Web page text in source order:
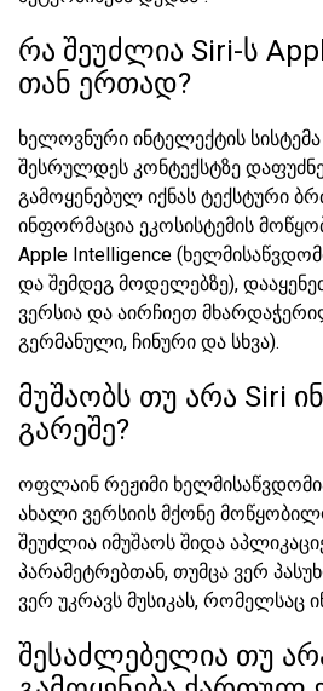
რა შეუძლია Siri-ს
თან ერთად?
ხელოვნური ინტელექტის
შესრულდეს კონტექსტზე
გამოყენებულ იქნას ტექსტური
ინფორმაცია ეკოსისტემის
Apple Intelligence
და შემდეგ მოდელებზე),
ვერსია და აირჩიეთ
გერმანული, ჩინური და სხვა).
მუშაობს თუ არა Siri
გარეშე?
ოფლაინ რეჟიმი
ახალი ვერსიის მქონე
შეუძლია იმუშაოს შიდა
პარამეტრებთან, თუმცა ვერ
ვერ უკრავს მუსიკას, რომელსაც
შესაძლებელია თუ